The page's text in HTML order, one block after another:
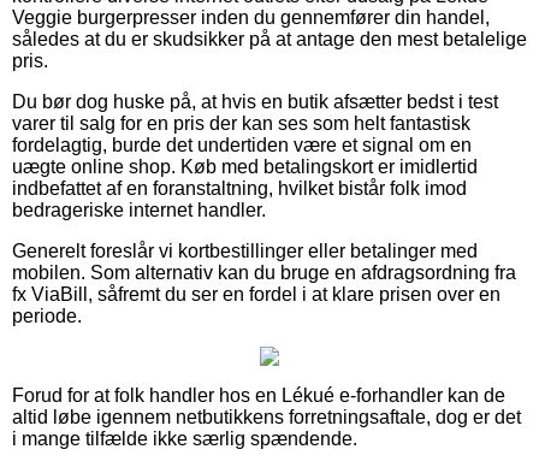
Veggie burgerpresser inden du gennemfører din handel,
således at du er skudsikker på at antage den mest betalelige
pris.
Du bør dog huske på, at hvis en butik afsætter bedst i test
varer til salg for en pris der kan ses som helt fantastisk
fordelagtig, burde det undertiden være et signal om en
uægte online shop. Køb med betalingskort er imidlertid
indbefattet af en foranstaltning, hvilket bistår folk imod
bedrageriske internet handler.
Generelt foreslår vi kortbestillinger eller betalinger med
mobilen. Som alternativ kan du bruge en afdragsordning fra
fx ViaBill, såfremt du ser en fordel i at klare prisen over en
periode.
Forud for at folk handler hos en Lékué e-forhandler kan de
altid løbe igennem netbutikkens forretningsaftale, dog er det
i mange tilfælde ikke særlig spændende.